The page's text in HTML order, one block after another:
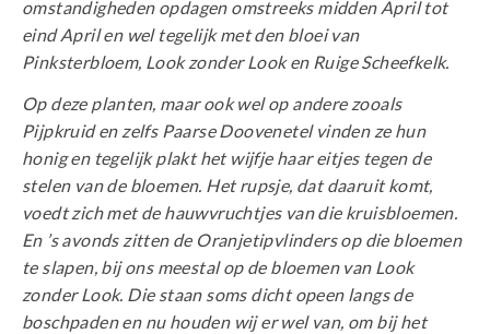
omstandigheden opdagen omstreeks midden April tot
eind April en wel tegelijk met den bloei van
Pinksterbloem, Look zonder Look en Ruige Scheefkelk.
Op deze planten, maar ook wel op andere zooals
Pijpkruid en zelfs Paarse Doovenetel vinden ze hun
honig en tegelijk plakt het wijfje haar eitjes tegen de
stelen van de bloemen. Het rupsje, dat daaruit komt,
voedt zich met de hauwvruchtjes van die kruisbloemen.
En ’s avonds zitten de Oranjetipvlinders op die bloemen
te slapen, bij ons meestal op de bloemen van Look
zonder Look. Die staan soms dicht opeen langs de
boschpaden en nu houden wij er wel van, om bij het